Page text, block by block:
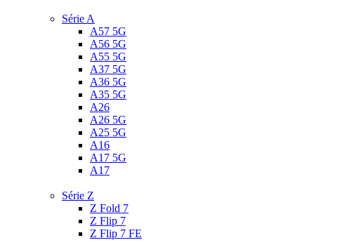
Série A
A57 5G
A56 5G
A55 5G
A37 5G
A36 5G
A35 5G
A26
A26 5G
A25 5G
A16
A17 5G
A17
Série Z
Z Fold 7
Z Flip 7
Z Flip 7 FE